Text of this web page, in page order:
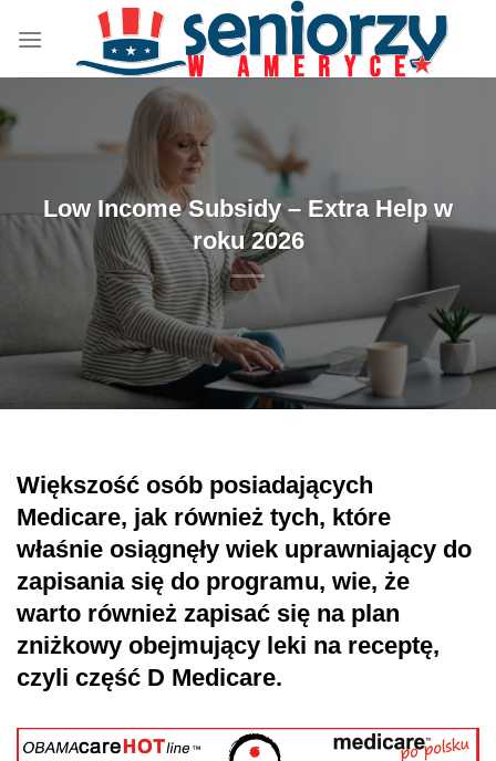
zawartości
Low Income Subsidy – Extra Help w
roku 2026
Większość osób posiadających
Medicare, jak również tych, które
właśnie osiągnęły wiek uprawniający do
zapisania się do programu, wie, że
warto również zapisać się na plan
zniżkowy obejmujący leki na receptę,
czyli część D Medicare.